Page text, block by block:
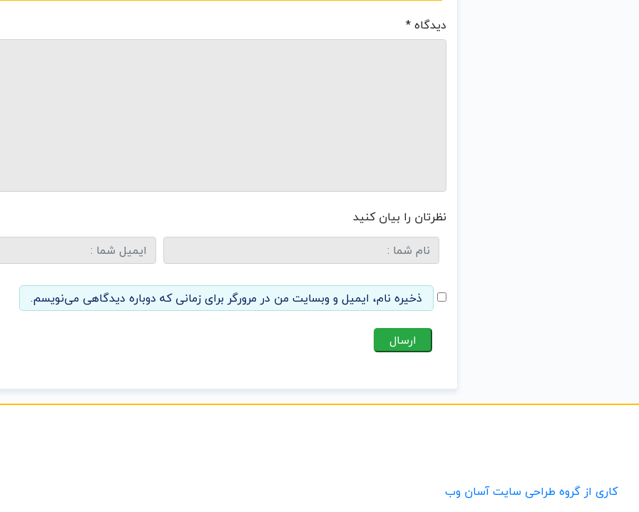
دیدگاه*
نظرتان را بیان کنید
ذخیره نام، ایمیل و وبسایت من در مرورگر برای زمانی که دوباره دیدگاهی می‌نویسم.
کاری از گروه طراحی سایت آسان وب